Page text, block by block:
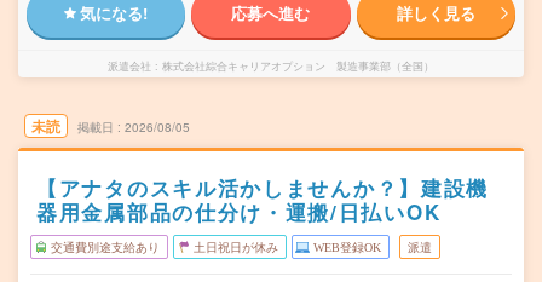
気になる! 応募へ進む 詳しく見る
派遣会社 株式会社綜合キャリアオプション 製造事業部（全国）
未読 掲載日 2026/08/05
【アナタのスキル活かしませんか？】建設機
器用金属部品の仕分け・運搬/日払いOK
交通費別途支給あり 土日祝日が休み WEB登録OK 派遣